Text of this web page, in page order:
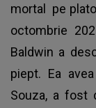
mortal
pe
octombrie
Baldwin a
piept. Ea
Souza, a fost